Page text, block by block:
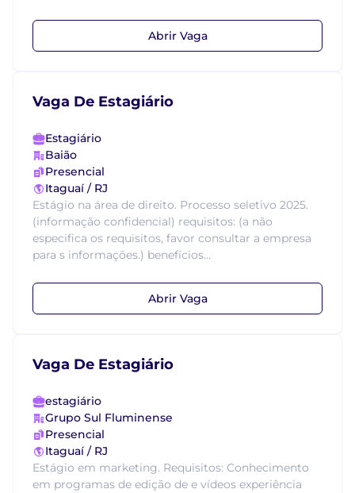
Abrir Vaga
Vaga De Estagiário
Estagiário
Baião
Presencial
Itaguaí / RJ
Estágio na área de direito. Processo seletivo 2025.
(informação confidencial) requisitos: (a não
especifica os requisitos, favor consultar a empresa
para s informações.) benefícios...
Abrir Vaga
Vaga De Estagiário
estagiário
Grupo Sul Fluminense
Presencial
Itaguaí / RJ
Estágio em marketing. Requisitos: Conhecimento
em programas de edição de e vídeos experiência